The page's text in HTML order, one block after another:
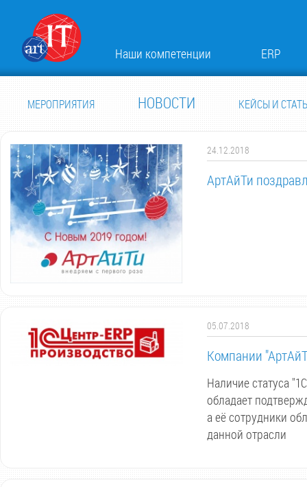
Наши компетенции ERP
МЕРОПРИЯТИЯ НОВОСТИ КЕЙСЫ И
24.12.2018
АртАйТи
05.07.2018
Компании
Наличие статуса
обладает
а её сотрудники
данной отрасли